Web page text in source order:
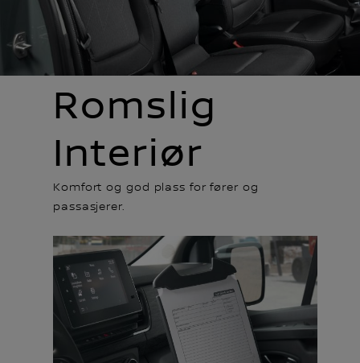
Romslig
Interiør
Komfort og god plass for fører og
passasjerer.